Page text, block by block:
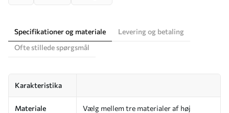
Specifikationer og materiale
Levering og betaling
Ofte stillede spørgsmål
Karakteristika
Materiale
Vælg mellem tre materialer af høj